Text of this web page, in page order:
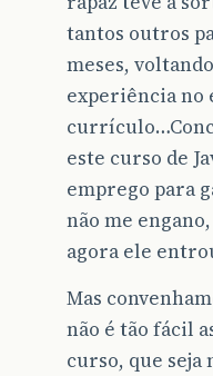
tantos outros
meses,
experiência no
este curso de
emprego para
não me
agora ele
Mas
não é tão fácil
curso, que seja